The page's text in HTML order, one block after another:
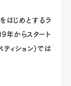
はじめとするラ
年からスタート
ィション）では